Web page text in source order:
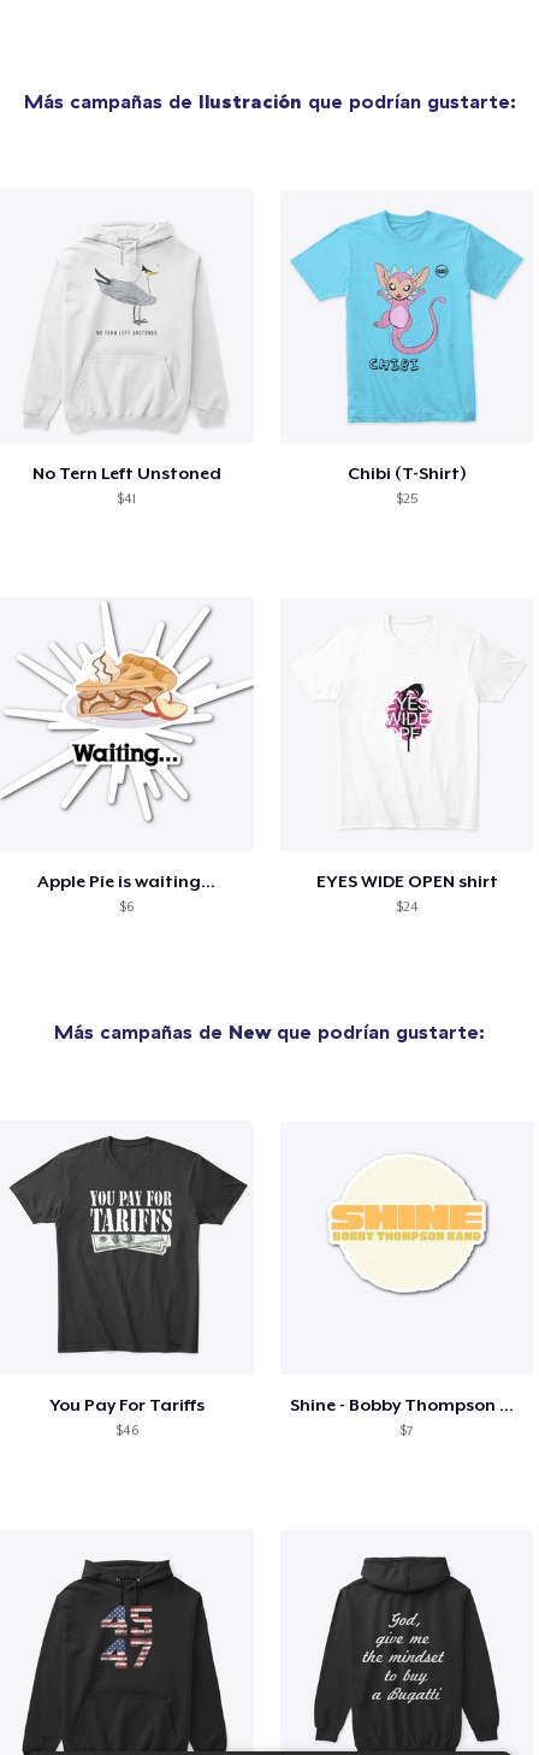
Más campañas de Ilustración que podrían gustarte:
No Tern Left Unstoned
$41
Chibi (T-Shirt)
$25
Apple Pie is waiting...
$6
EYES WIDE OPEN shirt
$24
Más campañas de Newque podrían gustarte:
You Pay For Tariffs
$46
Shine - Bobby Thompson Band Merch
$7